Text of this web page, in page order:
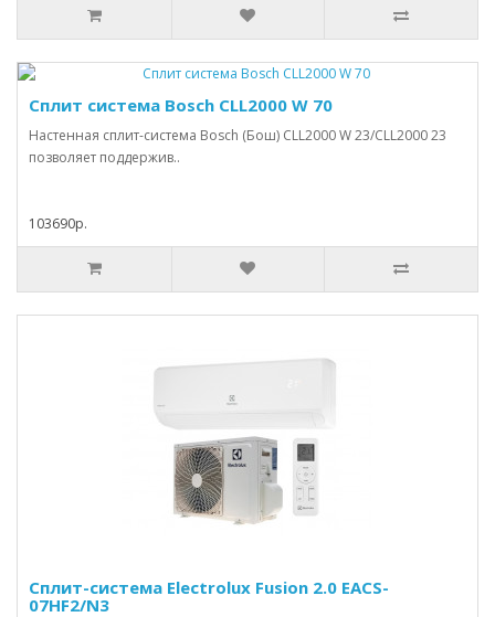
Сплит система Bosch CLL2000 W 70
Настенная сплит-система Bosch (Бош) CLL2000 W 23/CLL2000 23
позволяет поддержив..
103690р.
Сплит-система Electrolux Fusion 2.0 EACS-
07HF2/N3